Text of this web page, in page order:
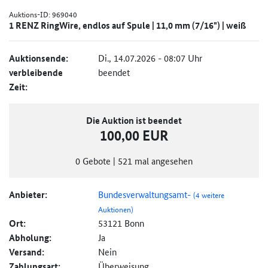
Auktions-ID:969040
1 RENZ RingWire, endlos auf Spule | 11,0 mm (7/16") | weiß
Auktionsende: Di., 14.07.2026 - 08:07 Uhr
verbleibende
Zeit:
beendet
Die Auktion ist beendet
100,00 EUR
0 Gebote | 521 mal angesehen
Anbieter: Bundesverwaltungsamt-(4 weitere
Auktionen)
Ort: 53121 Bonn
Abholung: Ja
Versand: Nein